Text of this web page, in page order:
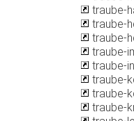
traube-
traube-
traube-
traube-
traube-
traube-
traube-
traube-